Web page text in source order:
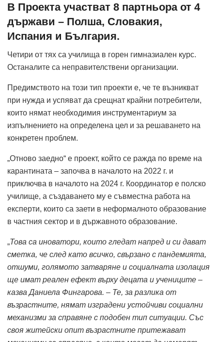
В Проекта участват 8 партньора от 4
държави – Полша, Словакия,
Испания и България.
Четири от тях са училища в горен гимназиален курс.
Останалите са неправителствени организации.
Предимството на този тип проекти е, че те възникват
при нужда и успяват да срещнат крайни потребители,
които нямат необходимия инструментариум за
изпълнението на определена цел и за решаването на
конкретен проблем.
„Отново заедно“ е проект, който се ражда по време на
карантината – започва в началото на 2022 г. и
приключва в началото на 2024 г. Координатор е полско
училище, а създаването му е съвместна работа на
експерти, които са заети в неформалното образование
в частния сектор и в държавното образование.
„Това са иноватори, които гледат напред и си дават
сметка, че след като всичко, свързано с пандемията,
отшуми, голямото затваряне и социалната изолация
ще имат реален ефект върху децата и учениците –
казва Даниела Фингарова. – Те, за разлика от
възрастните, нямат изградени устойчиви социални
механизми за справяне с подобен тип ситуации. Със
своя житейски опит възрастните притежават